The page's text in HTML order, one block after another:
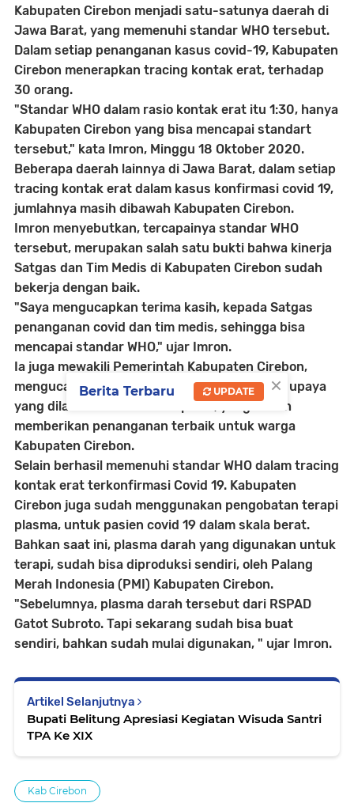
Kabupaten Cirebon menjadi satu-satunya daerah di
Jawa Barat, yang memenuhi standar WHO tersebut.
Dalam setiap penanganan kasus covid-19, Kabupaten
Cirebon menerapkan tracing kontak erat, terhadap
30 orang.
"Standar WHO dalam rasio kontak erat itu 1:30, hanya
Kabupaten Cirebon yang bisa mencapai standart
tersebut," kata Imron, Minggu 18 Oktober 2020.
Beberapa daerah lainnya di Jawa Barat, dalam setiap
tracing kontak erat dalam kasus konfirmasi covid 19,
jumlahnya masih dibawah Kabupaten Cirebon.
Imron menyebutkan, tercapainya standar WHO
tersebut, merupakan salah satu bukti bahwa kinerja
Satgas dan Tim Medis di Kabupaten Cirebon sudah
bekerja dengan baik.
"Saya mengucapkan terima kasih, kepada Satgas
penanganan covid dan tim medis, sehingga bisa
mencapai standar WHO," ujar Imron.
Ia juga mewakili Pemerintah Kabupaten Cirebon,
mengucapkan terima kasih atas langkah dan upaya
yang dilakukan oleh semua pihak, yang sudah
memberikan penanganan terbaik untuk warga
Kabupaten Cirebon.
Selain berhasil memenuhi standar WHO dalam tracing
kontak erat terkonfirmasi Covid 19. Kabupaten
Cirebon juga sudah menggunakan pengobatan terapi
plasma, untuk pasien covid 19 dalam skala berat.
Bahkan saat ini, plasma darah yang digunakan untuk
terapi, sudah bisa diproduksi sendiri, oleh Palang
Merah Indonesia (PMI) Kabupaten Cirebon.
"Sebelumnya, plasma darah tersebut dari RSPAD
Gatot Subroto. Tapi sekarang sudah bisa buat
sendiri, bahkan sudah mulai digunakan, " ujar Imron.
Artikel Selanjutnya
Bupati Belitung Apresiasi Kegiatan Wisuda Santri
TPA Ke XIX
Kab Cirebon
×
Berita Terbaru UPDATE